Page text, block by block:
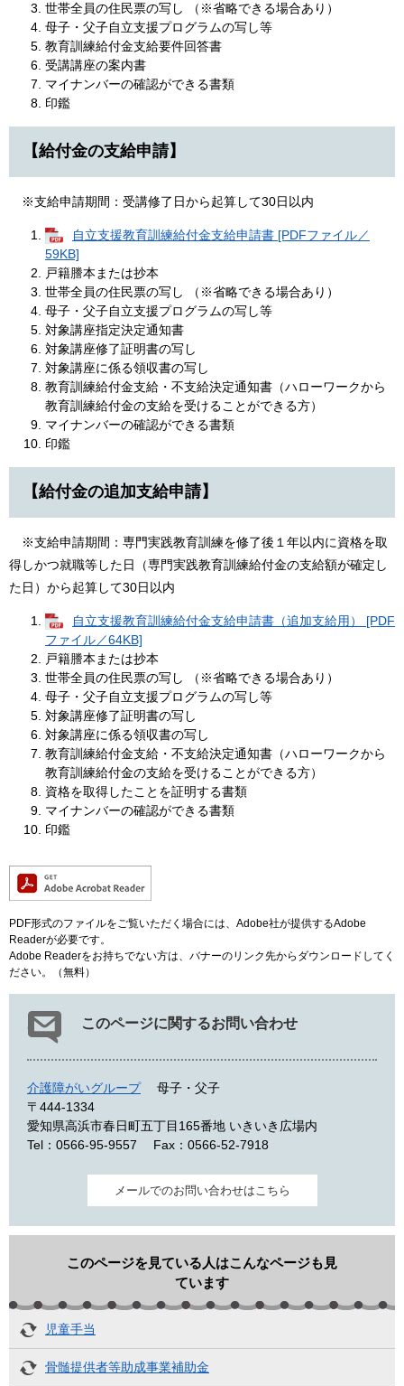
世帯全員の住民票の写し （※省略できる場合あり）
母子・父子自立支援プログラムの写し等
教育訓練給付金支給要件回答書
受講講座の案内書
マイナンバーの確認ができる書類
印鑑
【給付金の支給申請】
※支給申請期間：受講修了日から起算して30日以内
自立支援教育訓練給付金支給申請書 [PDFファイル／
59KB]
戸籍謄本または抄本
世帯全員の住民票の写し （※省略できる場合あり）
母子・父子自立支援プログラムの写し等
対象講座指定決定通知書
対象講座修了証明書の写し
対象講座に係る領収書の写し
教育訓練給付金支給・不支給決定通知書（ハローワークから
教育訓練給付金の支給を受けることができる方）
マイナンバーの確認ができる書類
印鑑
【給付金の追加支給申請】
※支給申請期間：専門実践教育訓練を修了後１年以内に資格を取
得しかつ就職等した日（専門実践教育訓練給付金の支給額が確定し
た日）から起算して30日以内
自立支援教育訓練給付金支給申請書（追加支給用） [PDF
ファイル／64KB]
戸籍謄本または抄本
世帯全員の住民票の写し （※省略できる場合あり）
母子・父子自立支援プログラムの写し等
対象講座修了証明書の写し
対象講座に係る領収書の写し
教育訓練給付金支給・不支給決定通知書（ハローワークから
教育訓練給付金の支給を受けることができる方）
資格を取得したことを証明する書類
マイナンバーの確認ができる書類
印鑑
PDF形式のファイルをご覧いただく場合には、Adobe社が提供するAdobe
Readerが必要です。
Adobe Readerをお持ちでない方は、バナーのリンク先からダウンロードしてく
ださい。（無料）
このページに関するお問い合わせ
介護障がいグループ
母子・父子
〒444-1334
愛知県高浜市春日町五丁目165番地 いきいき広場内
Tel：0566-95-9557
Fax：0566-52-7918
メールでのお問い合わせはこちら
このページを見ている人はこんなページも見
ています
児童手当
骨髄提供者等助成事業補助金